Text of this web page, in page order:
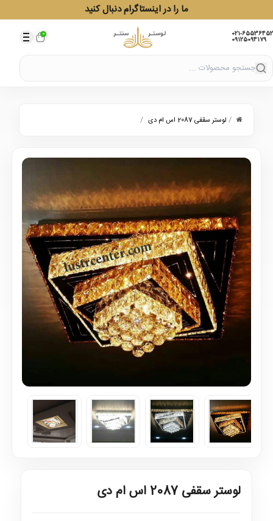
ما را در اینستاگرام دنبال کنید
021-65536452
09125094179
0
/ لوستر سقفی 2087 اس ام دی /
لوستر سقفی 2087 اس ام دی